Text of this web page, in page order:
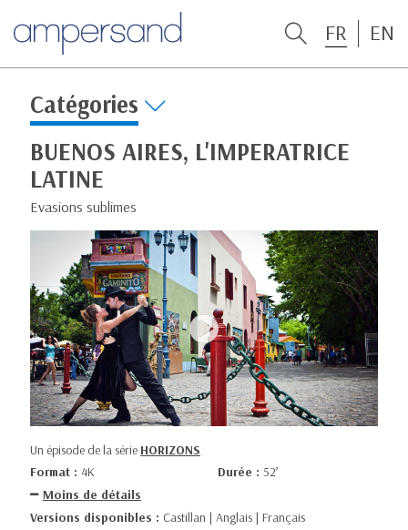
FR EN
Catégories
BUENOS AIRES, L'IMPERATRICE
LATINE
Evasions sublimes
Un épisode de la série HORIZONS
Format : 4K Durée : 52’
Moins de détails
Versions disponibles : Castillan | Anglais | Français